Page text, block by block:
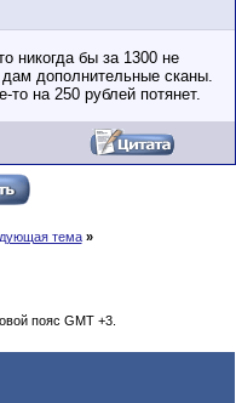
никогда бы за 1300 не
дополнительные сканы.
на 250 рублей потянет.
тема »
пояс GMT +3.